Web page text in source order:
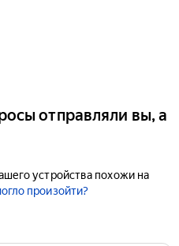
отправляли вы, а
устройства похожи на
произойти?